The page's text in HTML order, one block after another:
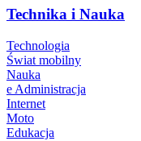
Technika i Nauka
Technologia
Świat mobilny
Nauka
e Administracja
Internet
Moto
Edukacja